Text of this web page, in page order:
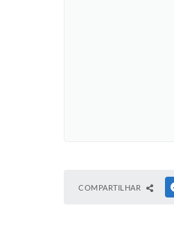
COMPARTILHAR